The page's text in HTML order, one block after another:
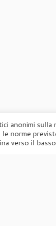
anonimi
norme
verso il